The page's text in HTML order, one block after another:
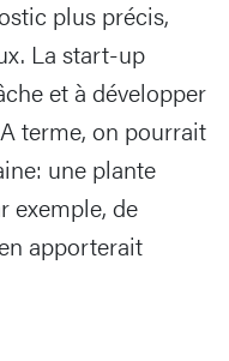
plus précis,
La start-up
et à développer
terme, on pourrait
une plante
exemple, de
apporterait